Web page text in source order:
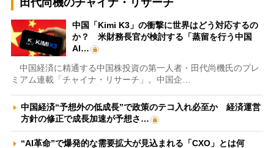
田代尚機のチャイナ・リサーチ
中国「Kimi K3」の衝撃に世界はどう対応するの
か？ 米財務長官が検討する「蒸留を行う中国
AI…
中国経済に精通する中国株投資の第一人者・田代尚機氏のプレ
ミアム連載「チャイナ・リサーチ」。中国企…
中国経済“予想外の低成長”で政策のテコ入れ必至か 経済運営
方針の修正で成長加速が予想さ…
“AI革命”で爆発的な需要拡大が見込まれる「CXO」とは何